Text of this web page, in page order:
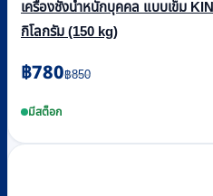
เครื่องชั่งน้ำหนักบุคคล แบบเข็ม
กิโลกรัม (150 kg)
฿850
Original
was:
฿780
Current
is:มีสต็อก